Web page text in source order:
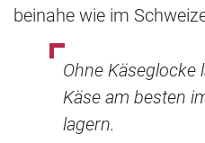
beinahe wie im
Ohne Käseglocke
Käse am besten
lagern.